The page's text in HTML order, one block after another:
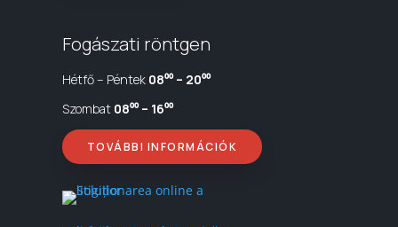
Fogászati röntgen
Hétfő – Péntek 08⁰⁰ – 20⁰⁰
Szombat 08⁰⁰ – 16⁰⁰
TOVÁBBI INFORMÁCIÓK